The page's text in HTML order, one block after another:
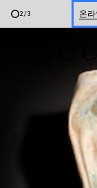
2/3 온
한정